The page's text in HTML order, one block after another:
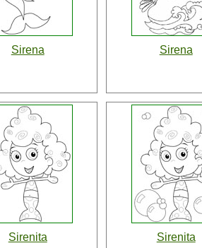
Sirena Sirena
Sirenita Sirenita